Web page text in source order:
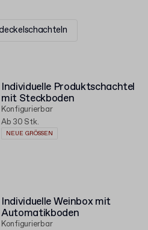
Individuelle Produktschachtel
mit Steckboden
Konfigurierbar
Ab 30 Stk.
NEUE GRÖSSEN
Individuelle Weinbox mit
Automatikboden
Konfigurierbar